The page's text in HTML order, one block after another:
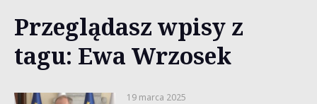
Przeglądasz wpisy z
tagu: Ewa Wrzosek
19 marca 2025